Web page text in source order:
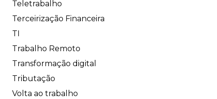
Teletrabalho
Terceirização Financeira
TI
Trabalho Remoto
Transformação digital
Tributação
Volta ao trabalho